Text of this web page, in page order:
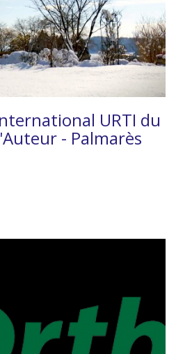
URTI du
- Palmarès